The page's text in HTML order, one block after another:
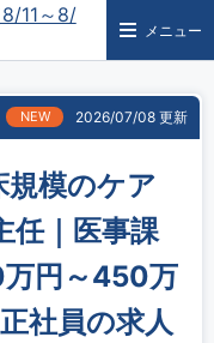
11～8/
メニュー
NEW 2026/07/08 更新
模のケア
任｜医事課
円～450万
社員の求人